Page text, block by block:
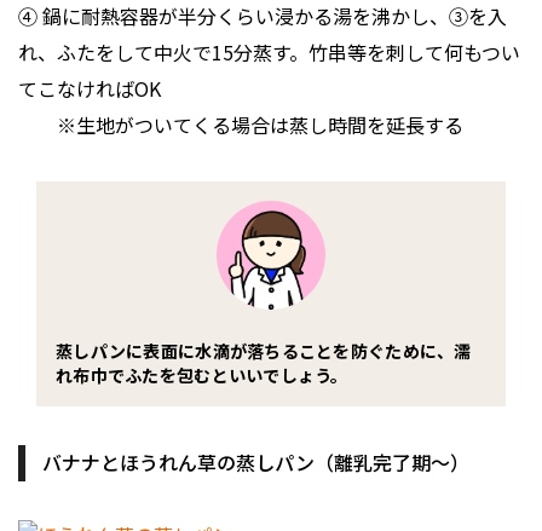
④ 鍋に耐熱容器が半分くらい浸かる湯を沸かし、③を入
れ、ふたをして中火で15分蒸す。竹串等を刺して何もつい
てこなければOK
※生地がついてくる場合は蒸し時間を延長する
蒸しパンに表面に水滴が落ちることを防ぐために、濡
れ布巾でふたを包むといいでしょう。
バナナとほうれん草の蒸しパン（離乳完了期〜）